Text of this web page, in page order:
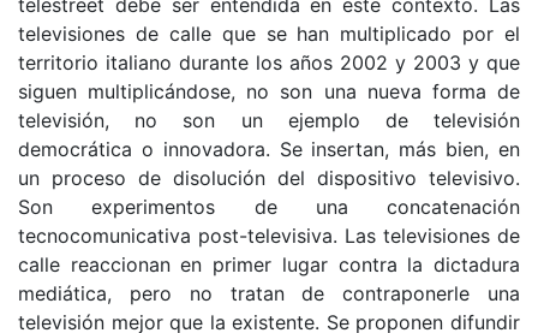
telestreet debe ser entendida en este contexto. Las
televisiones de calle que se han multiplicado por el
territorio italiano durante los años 2002 y 2003 y que
siguen multiplicándose, no son una nueva forma de
televisión, no son un ejemplo de televisión
democrática o innovadora. Se insertan, más bien, en
un proceso de disolución del dispositivo televisivo.
Son experimentos de una concatenación
tecnocomunicativa post-televisiva. Las televisiones de
calle reaccionan en primer lugar contra la dictadura
mediática, pero no tratan de contraponerle una
televisión mejor que la existente. Se proponen difundir